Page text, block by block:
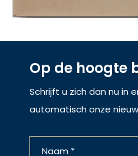
Op de hoogte
Schrijft u zich dan nu in
automatisch onze